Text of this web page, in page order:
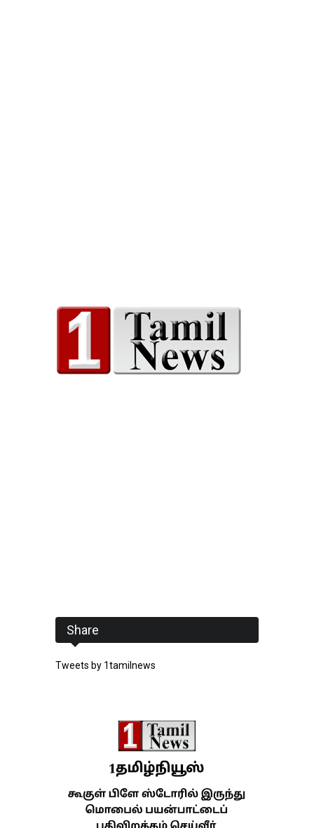
Share
Tweets by 1tamilnews